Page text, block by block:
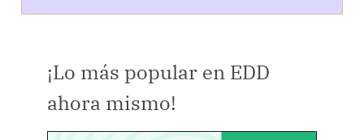
¡Lo más popular en EDD
ahora mismo!